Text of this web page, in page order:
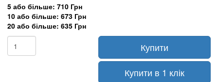
5 або більше: 710 Грн
10 або більше: 673 Грн
20 або більше: 635 Грн
Купити
Купити в 1 клік